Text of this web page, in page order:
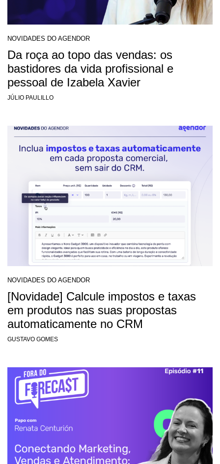
NOVIDADES DO AGENDOR
Da roça ao topo das vendas: os
bastidores da vida profissional e
pessoal de Izabela Xavier
JÚLIO PAULILLO
NOVIDADES DO AGENDOR
[Novidade] Calcule impostos e taxas
em produtos nas suas propostas
automaticamente no CRM
GUSTAVO GOMES